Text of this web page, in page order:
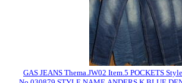
GAS JEANS Thema.JW02 Item.5 POCKETS